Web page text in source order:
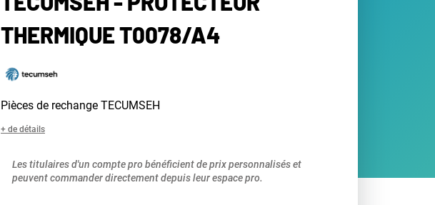
THERMIQUE T0078/A4
Pièces de rechange TECUMSEH
+ de détails
Les titulaires d'un compte pro bénéficient de prix personnalisés et
peuvent commander directement depuis leur espace pro.